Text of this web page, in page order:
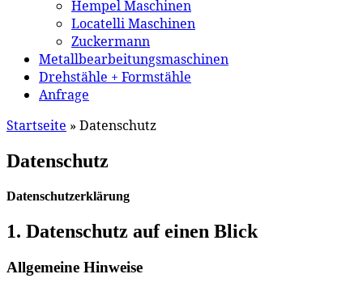
Hempel Maschinen
Locatelli Maschinen
Zuckermann
Metallbearbeitungsmaschinen
Drehstähle + Formstähle
Anfrage
Startseite » Datenschutz
Datenschutz
Datenschutzerklärung
1. Datenschutz auf einen Blick
Allgemeine Hinweise